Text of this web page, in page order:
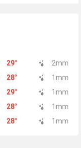
29° 2mm
28° 1 mm
29° 1 mm
28° 1 mm
28° 1 mm